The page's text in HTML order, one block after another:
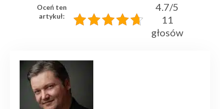
Oceń ten
artykuł:
4.7/5
11
głosów